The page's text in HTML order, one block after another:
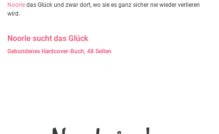
Noorle das Glück und zwar dort, wo sie es ganz sicher nie wieder verlieren
wird.
Noorle sucht das Glück
Gebundenes Hardcover-Buch, 48 Seiten